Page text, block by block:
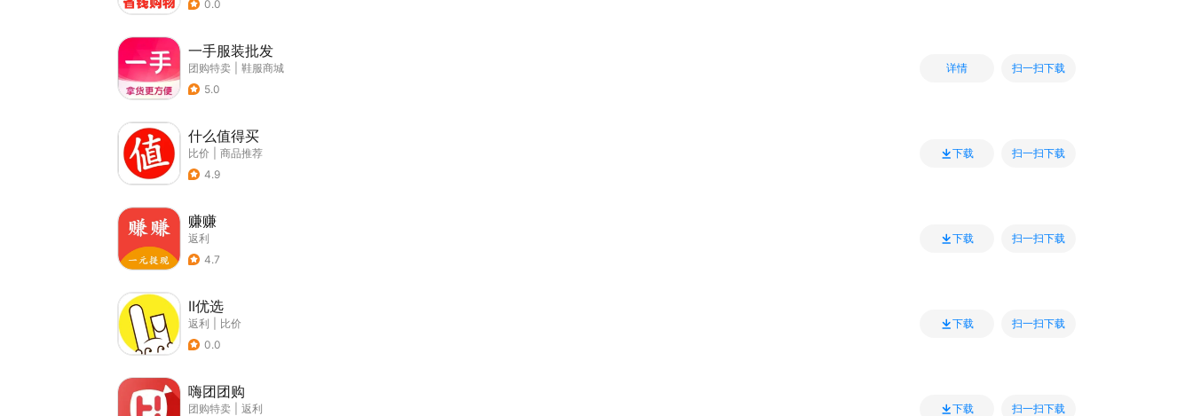
0.0
一手服装批发
团购特卖
鞋服商城
5.0
详情 扫一扫下载
什么值得买
比价
商品推荐
4.9
下载 扫一扫下载
赚赚
返利
4.7
下载 扫一扫下载
II优选
返利
比价
0.0
下载 扫一扫下载
嗨团团购
团购特卖
返利
下载 扫一扫下载